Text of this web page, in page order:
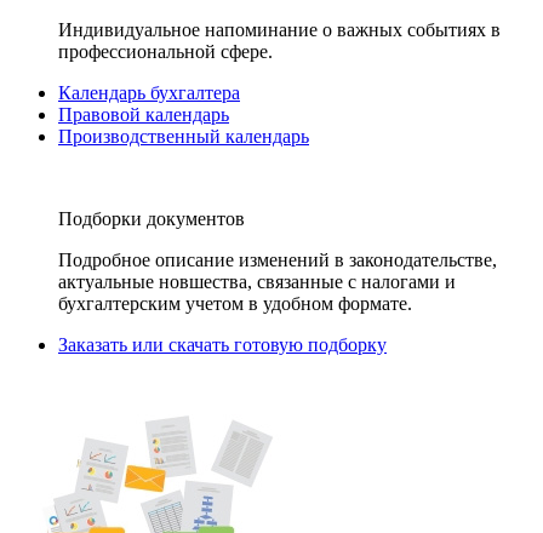
Индивидуальное напоминание о важных событиях в
профессиональной сфере.
Календарь бухгалтера
Правовой календарь
Производственный календарь
Подборки документов
Подробное описание изменений в законодательстве,
актуальные новшества, связанные с налогами и
бухгалтерским учетом в удобном формате.
Заказать или скачать готовую подборку